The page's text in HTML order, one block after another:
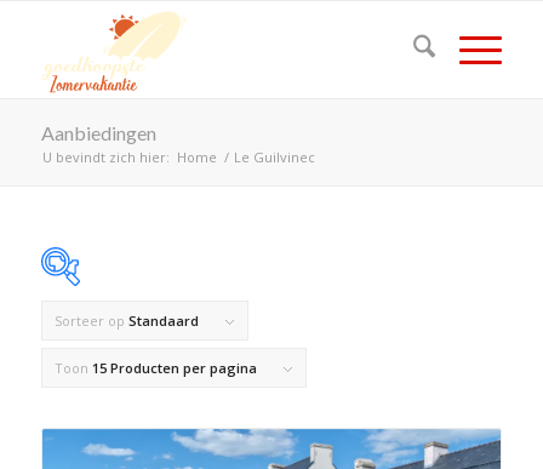
Aanbiedingen
U bevindt zich hier: Home / Le Guilvinec
Op voorraad
Product Land
Sorteer op Standaard
Toon 15 Producten per pagina